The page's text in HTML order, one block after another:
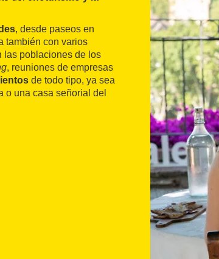
, desde paseos en
también con varios
las poblaciones de los
, reuniones de empresas
de todo tipo, ya sea
o una casa señorial del